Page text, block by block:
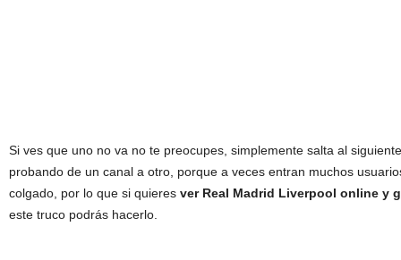
Si ves que uno no va no te preocupes, simplemente salta al
probando de un canal a otro, porque a veces entran muchos
colgado, por lo que si quieres ver Real Madrid Liverpool online y
este truco podrás hacerlo.